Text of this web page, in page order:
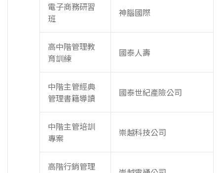
電子商務研習
班
神腦國際
高中階管理教
育訓練
國泰人壽
中階主管經典
管理書籍導讀
國泰世紀產險公司
中階主管培訓
專案
崇越科技公司
高階行銷管理